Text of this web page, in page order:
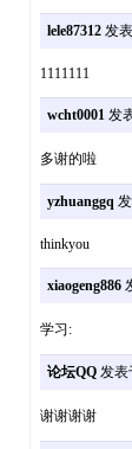
lele87312发表
1111111
wcht0001发
多谢的啦
yzhuanggq
thinkyou
xiaogeng886
学习:
论坛QQ发表
谢谢谢谢